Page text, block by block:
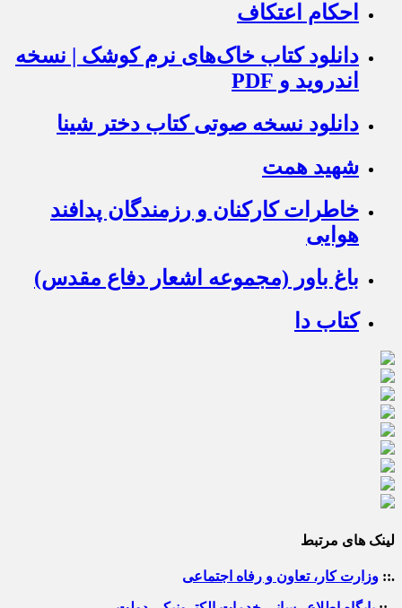
احکام اعتکاف
دانلود کتاب خاک‌های نرم کوشک | نسخه
اندروید و PDF
دانلود نسخه صوتی کتاب دختر شینا
شهید همت
خاطرات کارکنان و رزمندگان پدافند
هوایی
باغ باور (مجموعه اشعار دفاع مقدس)
کتاب دا
لینک های مرتبط
.:: وزارت کار، تعاون و رفاه اجتماعی